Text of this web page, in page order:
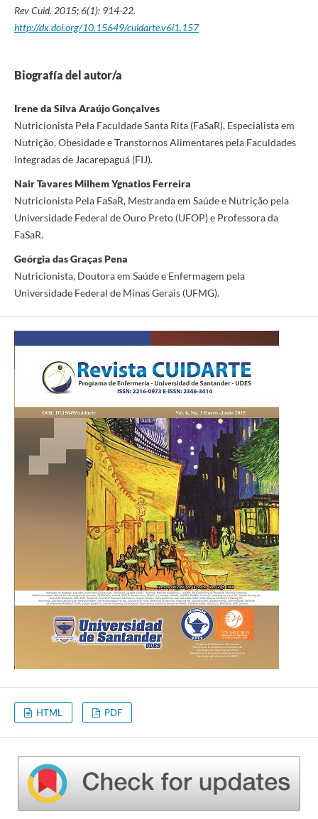
Rev Cuid. 2015; 6(1): 914-22.
http://dx.doi.org/10.15649/cuidarte.v6i1.157
Biografía del autor/a
Irene da Silva Araújo Gonçalves
Nutricionista Pela Faculdade Santa Rita (FaSaR), Especialista em
Nutrição, Obesidade e Transtornos Alimentares pela Faculdades
Integradas de Jacarepaguá (FIJ).
Nair Tavares Milhem Ygnatios Ferreira
Nutricionista Pela FaSaR, Mestranda em Saúde e Nutrição pela
Universidade Federal de Ouro Preto (UFOP) e Professora da
FaSaR.
Geórgia das Graças Pena
Nutricionista, Doutora em Saúde e Enfermagem pela
Universidade Federal de Minas Gerais (UFMG).
HTML PDF